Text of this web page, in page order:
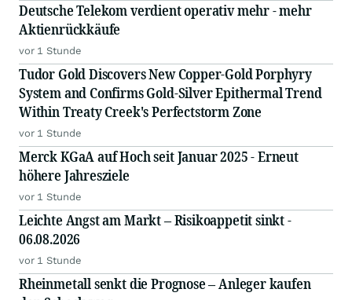
Deutsche Telekom verdient operativ mehr - mehr
Aktienrückkäufe
vor 1 Stunde
Tudor Gold Discovers New Copper-Gold Porphyry
System and Confirms Gold-Silver Epithermal Trend
Within Treaty Creek's Perfectstorm Zone
vor 1 Stunde
Merck KGaA auf Hoch seit Januar 2025 - Erneut
höhere Jahresziele
vor 1 Stunde
Leichte Angst am Markt – Risikoappetit sinkt -
06.08.2026
vor 1 Stunde
Rheinmetall senkt die Prognose – Anleger kaufen